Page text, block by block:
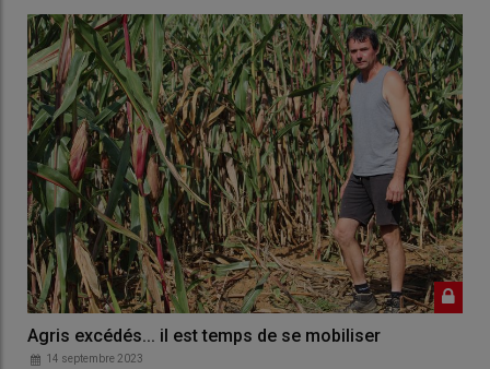
Agris excédés... il est temps de se mobiliser
14 septembre 2023